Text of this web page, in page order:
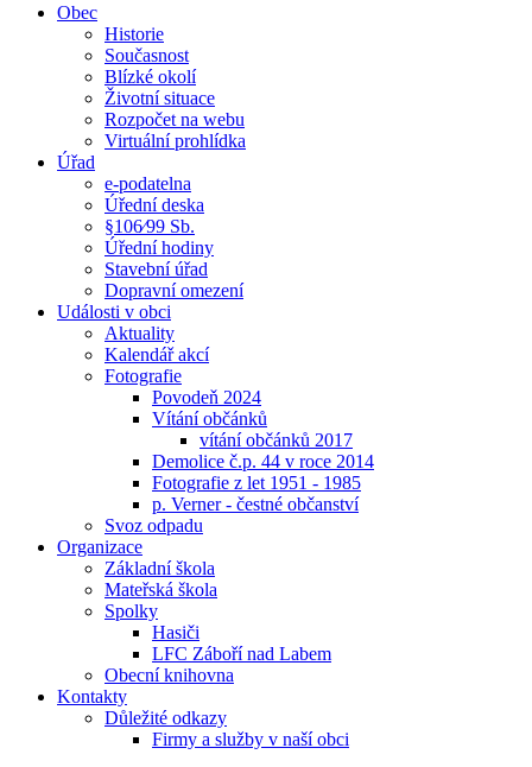
Obec
Historie
Současnost
Blízké okolí
Životní situace
Rozpočet na webu
Virtuální prohlídka
Úřad
e-podatelna
Úřední deska
§106⁄99 Sb.
Úřední hodiny
Stavební úřad
Dopravní omezení
Události v obci
Aktuality
Kalendář akcí
Fotografie
Povodeň 2024
Vítání občánků
vítání občánků 2017
Demolice č.p. 44 v roce 2014
Fotografie z let 1951 - 1985
p. Verner - čestné občanství
Svoz odpadu
Organizace
Základní škola
Mateřská škola
Spolky
Hasiči
LFC Záboří nad Labem
Obecní knihovna
Kontakty
Důležité odkazy
Firmy a služby v naší obci